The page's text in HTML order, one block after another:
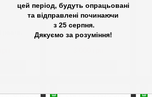
цей період, будуть опрацьовані
та відправлені починаючи
Сережки Наомі